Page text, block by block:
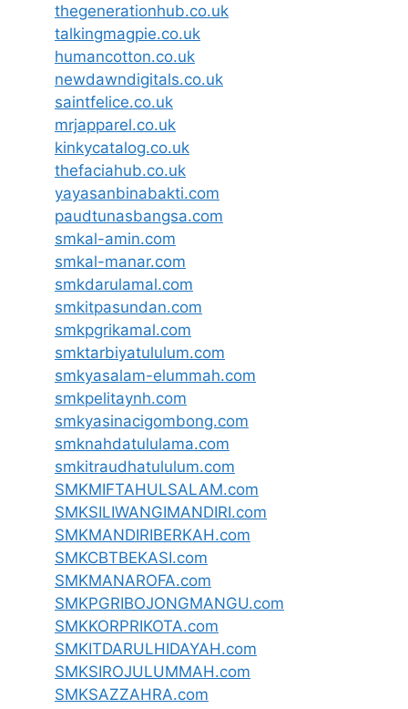
thegenerationhub.co.uk
talkingmagpie.co.uk
humancotton.co.uk
newdawndigitals.co.uk
saintfelice.co.uk
mrjapparel.co.uk
kinkycatalog.co.uk
thefaciahub.co.uk
yayasanbinabakti.com
paudtunasbangsa.com
smkal-amin.com
smkal-manar.com
smkdarulamal.com
smkitpasundan.com
smkpgrikamal.com
smktarbiyatululum.com
smkyasalam-elummah.com
smkpelitaynh.com
smkyasinacigombong.com
smknahdatululama.com
smkitraudhatululum.com
SMKMIFTAHULSALAM.com
SMKSILIWANGIMANDIRI.com
SMKMANDIRIBERKAH.com
SMKCBTBEKASI.com
SMKMANAROFA.com
SMKPGRIBOJONGMANGU.com
SMKKORPRIKOTA.com
SMKITDARULHIDAYAH.com
SMKSIROJULUMMAH.com
SMKSAZZAHRA.com